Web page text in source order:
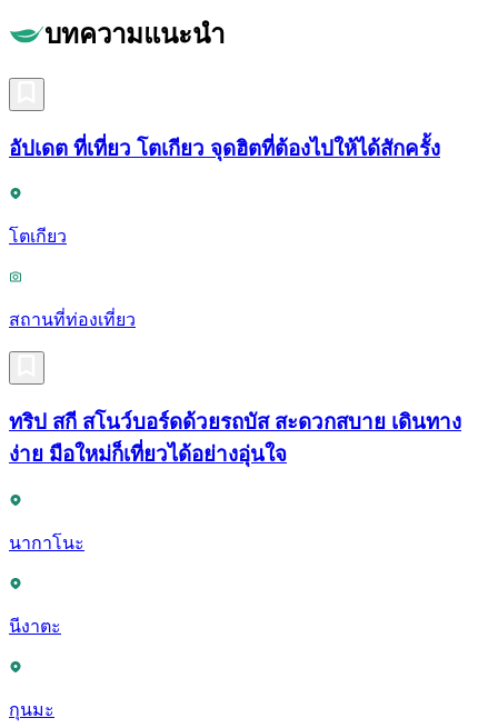
บทความแนะนำ
อัปเดต ที่เที่ยว โตเกียว จุดฮิตที่ต้องไปให้ได้สักครั้ง
โตเกียว
สถานที่ท่องเที่ยว
ทริป สกี สโนว์บอร์ดด้วยรถบัส สะดวกสบาย เดินทาง
ง่าย มือใหม่ก็เที่ยวได้อย่างอุ่นใจ
นากาโนะ
นีงาตะ
กุนมะ